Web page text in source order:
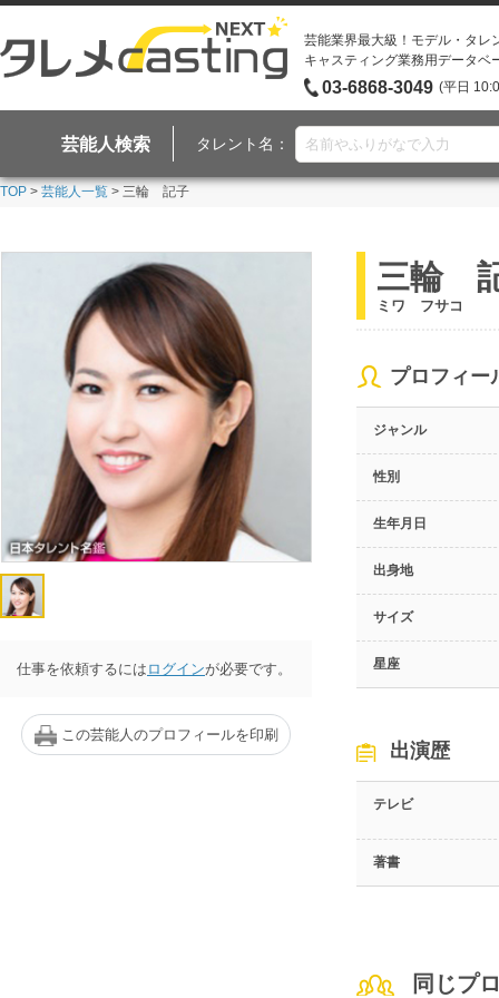
芸能業界最大級！モデル・タレ
キャスティング業務用データベ
03-6868-3049 (平日
芸能人検索 タレント名：
TOP > 芸能人一覧 > 三輪 記子
仕事を依頼するには ログインが必要です。
この芸能人のプロフィールを印刷
三輪
ミワ フサコ
プロフィー
ジャンル
性別
生年月日
出身地
サイズ
星座
出演歴
テレビ
著書
同じプ